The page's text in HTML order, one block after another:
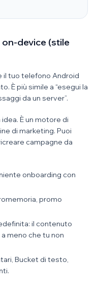
device (stile
il tuo telefono Android
È più simile a “esegui la
da un server”.
È un motore di
di marketing. Puoi
campagne da
onboarding con
promo
il contenuto
meno che tu non
Bucket di testo,